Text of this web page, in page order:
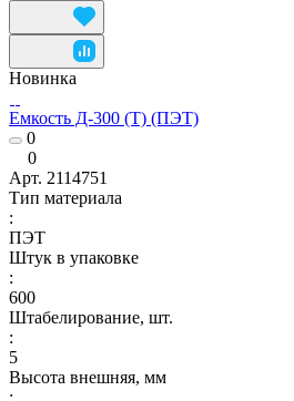
Новинка
Емкость Д-300 (Т) (ПЭТ)
0
0
Арт. 2114751
Тип материала
:
ПЭТ
Штук в упаковке
:
600
Штабелирование, шт.
:
5
Высота внешняя, мм
: